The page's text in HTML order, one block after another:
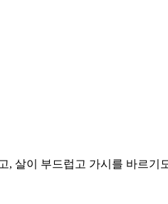
살이 부드럽고 가시를 바르